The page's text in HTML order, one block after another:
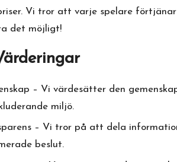
Vi tror att varje spelare
det möjligt!
– Vi värdesätter den
miljö.
– Vi tror på att dela
beslut.